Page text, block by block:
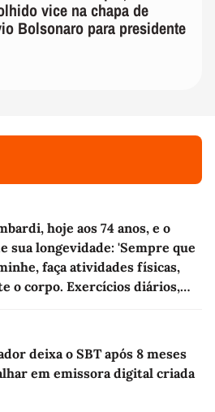
vice na chapa de
Bolsonaro para presidente
hoje aos 74 anos, e o
sua longevidade: 'Sempre que
faça atividades físicas,
o corpo. Exercícios diários,
deixa o SBT após 8 meses
em emissora digital criada